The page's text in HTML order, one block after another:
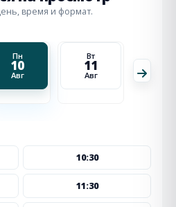
время и формат.
Пн
10
Авг
Вт
11
Авг
10:30
11:30